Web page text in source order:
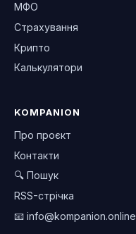
МФО
Страхування
Крипто
Калькулятори
KOMPANION
Про проєкт
Контакти
🔍 Пошук
RSS-стрічка
📧 info@kompanion.online